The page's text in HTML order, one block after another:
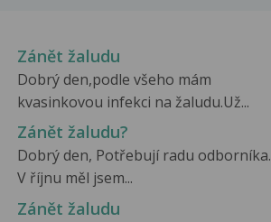
Zánět žaludu
Dobrý den,podle všeho mám
kvasinkovou infekci na žaludu.Už...
Zánět žaludu?
Dobrý den, Potřebují radu odborníka.
V říjnu měl jsem...
Zánět žaludu